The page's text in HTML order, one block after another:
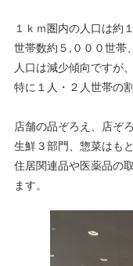
１ｋｍ圏内の人口は約
世帯数約５,０００世帯
人口は減少傾向ですが
特に１人・２人世帯の
店舗の品ぞろえ、店ぞ
生鮮３部門、惣菜はもと
住居関連品や医薬品の
ます。